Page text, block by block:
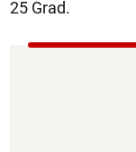
25 Grad.